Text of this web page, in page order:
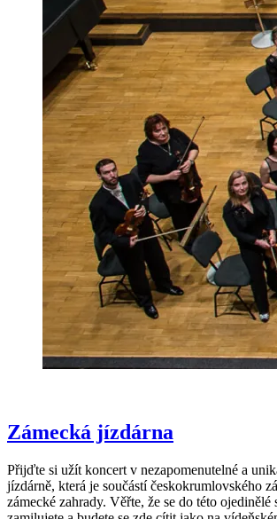
Zámecká jízdárna
Přijďte si užít koncert v nezapomenutelné a
jízdárně, která je součástí českokrumlovského
zámecké zahrady. Věřte, že se do této